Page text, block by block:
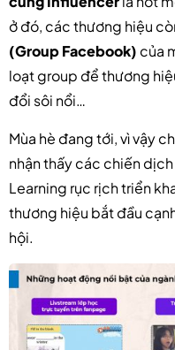
ở đó, các thương hiệu
(Group Facebook) của
loạt group để thương
đổi sôi nổi…
Mùa hè đang tới, vì vậy
nhận thấy các chiến
Learning rục rịch triển
thương hiệu bắt đầu
hội.